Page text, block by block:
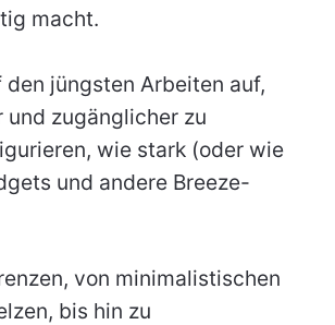
macht.
jüngsten Arbeiten auf,
und zugänglicher zu
wie stark (oder wie
und andere Breeze-
von minimalistischen
bis hin zu